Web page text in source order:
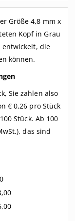
Größe 4,8 mm x
Kopf in Grau
entwickelt, die
können.
Sie zahlen also
€ 0,26 pro Stück
Stück. Ab 100
das sind